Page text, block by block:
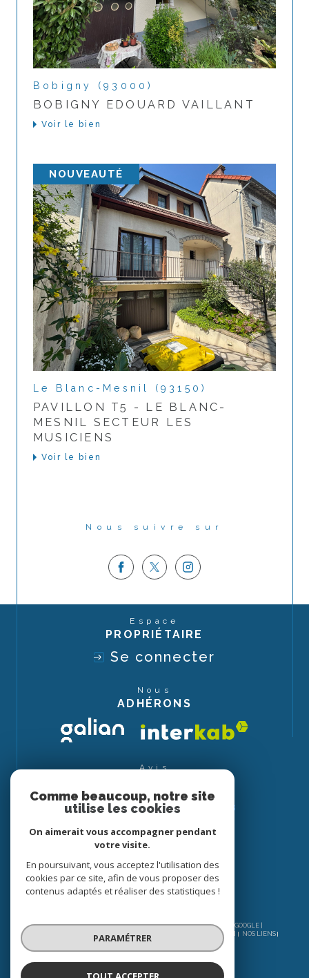
Bobigny (93000)
BOBIGNY EDOUARD VAILLANT
Voir le bien
NOUVEAUTÉ
Le Blanc-Mesnil (93150)
PAVILLON T5 - LE BLANC-
MESNIL SECTEUR LES
MUSICIENS
Voir le bien
Nous suivre sur
Espace
PROPRIÉTAIRE
Se connecter
Nous
ADHÉRONS
Avis
© 2026 | TOUS DROITS RÉSERVÉS | TRADUCTION POWERED BY GOOGLE |
PLAN DU SITE ADMIN
NOS LIENS
POLITIQUE RGPD
Comme beaucoup, notre site
utilise les cookies
On aimerait vous accompagner pendant
votre visite.
En poursuivant, vous acceptez l'utilisation des
cookies par ce site, afin de vous proposer des
contenus adaptés et réaliser des statistiques !
PARAMÉTRER